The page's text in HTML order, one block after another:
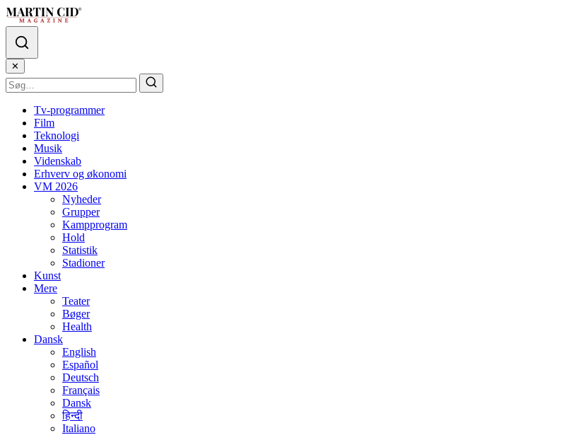
✕
Tv-programmer
Film
Teknologi
Musik
Videnskab
Erhverv og økonomi
VM 2026
Nyheder
Grupper
Kampprogram
Hold
Statistik
Stadioner
Kunst
Mere
Teater
Bøger
Health
Dansk
English
Español
Deutsch
Français
Dansk
हिन्दी
Italiano